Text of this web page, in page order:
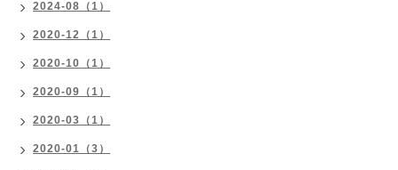
2024-08（1）
2020-12（1）
2020-10（1）
2020-09（1）
2020-03（1）
2020-01（3）